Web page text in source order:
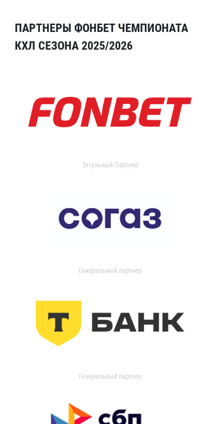
ПАРТНЕРЫ ФОНБЕТ ЧЕМПИОНАТА
КХЛ СЕЗОНА 2025/2026
Титульный Партнер
Генеральный партнер
Генеральный партнер